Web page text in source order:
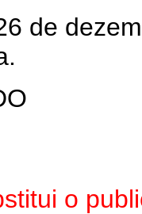
o